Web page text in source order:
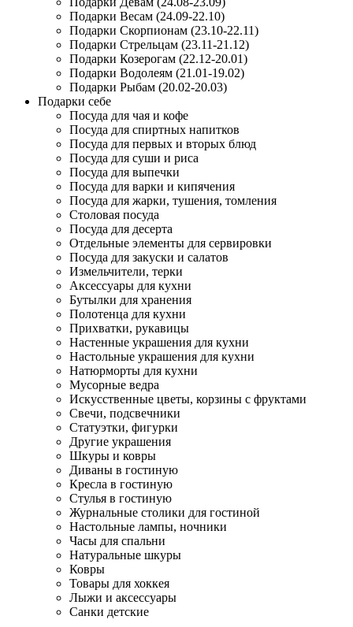
Подарки Весам (24.09-22.10)
Подарки Скорпионам (23.10-22.11)
Подарки Стрельцам (23.11-21.12)
Подарки Козерогам (22.12-20.01)
Подарки Водолеям (21.01-19.02)
Подарки Рыбам (20.02-20.03)
Подарки себе
Посуда для чая и кофе
Посуда для спиртных напитков
Посуда для первых и вторых блюд
Посуда для суши и риса
Посуда для выпечки
Посуда для варки и кипячения
Посуда для жарки, тушения, томления
Столовая посуда
Посуда для десерта
Отдельные элементы для сервировки
Посуда для закуски и салатов
Измельчители, терки
Аксессуары для кухни
Бутылки для хранения
Полотенца для кухни
Прихватки, рукавицы
Настенные украшения для кухни
Настольные украшения для кухни
Натюрморты для кухни
Мусорные ведра
Искусственные цветы, корзины с фруктами
Свечи, подсвечники
Статуэтки, фигурки
Другие украшения
Шкуры и ковры
Диваны в гостиную
Кресла в гостиную
Стулья в гостиную
Журнальные столики для гостиной
Настольные лампы, ночники
Часы для спальни
Натуральные шкуры
Ковры
Товары для хоккея
Лыжи и аксессуары
Санки детские